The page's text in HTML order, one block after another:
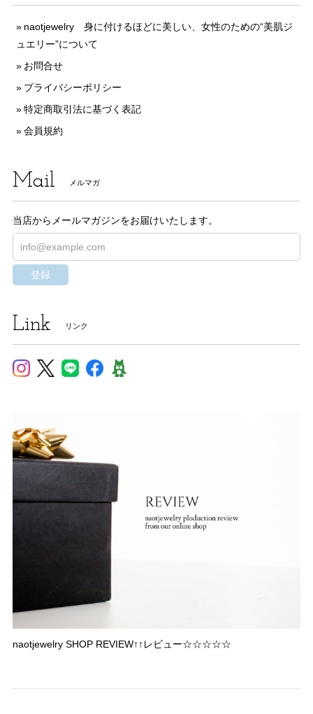
naotjewelry 身に付けるほどに美しい、女性のための“美肌ジ
ュエリー”について
お問合せ
プライバシーポリシー
特定商取引法に基づく表記
会員規約
Mail メルマガ
当店からメールマガジンをお届けいたします。
登録
Link リンク
naotjewelry SHOP REVIEW↑↑レビュー☆☆☆☆☆